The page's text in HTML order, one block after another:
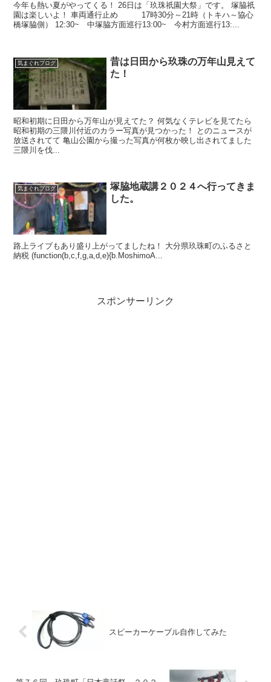
今年も熱い夏がやってくる！ 26日は「玖珠祇園大祭」です。 塚脇祇
園は楽しいよ！ 車両通行止め 17時30分～21時（トキハ～協心
橋塚脇側） 12:30~ 中塚脇方面巡行13:00~ 今村方面巡行13:...
気まぐれブログ
昔は日田から玖珠の万年山見えて
た！
昭和初期に日田から万年山が見えてた？ 何気なくテレビを見てたら
昭和初期の三隈川付近のカラー写真が見つかった！ とのニュースが
放送されてて 亀山公園から撮った写真が何枚か映し出されてました
三隈川を伐...
気まぐれブログ
塚脇地蔵講２０２４へ行ってきま
した。
路上ライブもあり盛り上がってましたね！ 大分県玖珠町のふるさと
納税 (function(b,c,f,g,a,d,e){b.MoshimoA...
スポンサーリンク
スピーカーケーブル自作してみた